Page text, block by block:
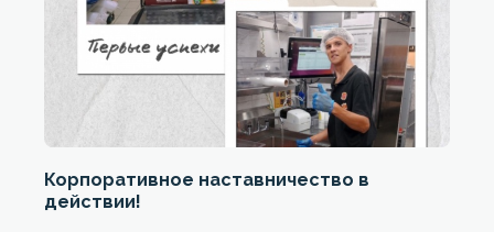
Корпоративное наставничество в
действии!